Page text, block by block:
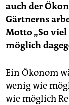
auch der
Gärtnerns
Motto „So
möglich
Ein Ökonom
wenig wie
wie möglich